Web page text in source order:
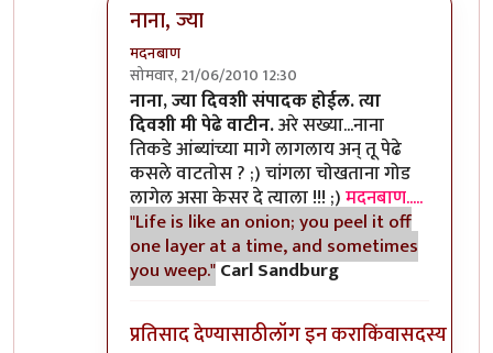
नाना, ज्या
मदनबाण
सोमवार, 21/06/2010 12:30
In reply to>>काहीbyII विकास II
नाना, ज्या दिवशी संपादक होईल. त्या
दिवशी मी पेढे वाटीन.अरे सख्या...नाना
तिकडे आंब्यांच्या मागे लागलाय अन् तू पेढे
कसले वाटतोस ? ;) चांगला चोखताना गोड
लागेल असा केसर दे त्याला !!! ;)मदनबाण.....
"Life is like an onion; you peel it off
one layer at a time, and sometimes
you weep."Carl Sandburg
प्रतिसाद देण्यासाठीलॉग इन कराकिंवासदस्य व्हा